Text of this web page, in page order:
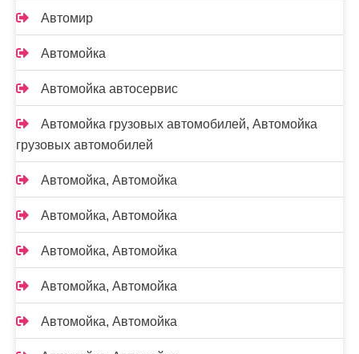
Автомир
Автомойка
Автомойка автосервис
Автомойка грузовых автомобилей, Автомойка
грузовых автомобилей
Автомойка, Автомойка
Автомойка, Автомойка
Автомойка, Автомойка
Автомойка, Автомойка
Автомойка, Автомойка